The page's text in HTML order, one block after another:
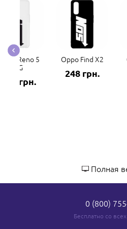
Reno 5
4G
248 грн.
Oppo Find X2
248 грн.
Полная
0 (800)
Бесплатно со